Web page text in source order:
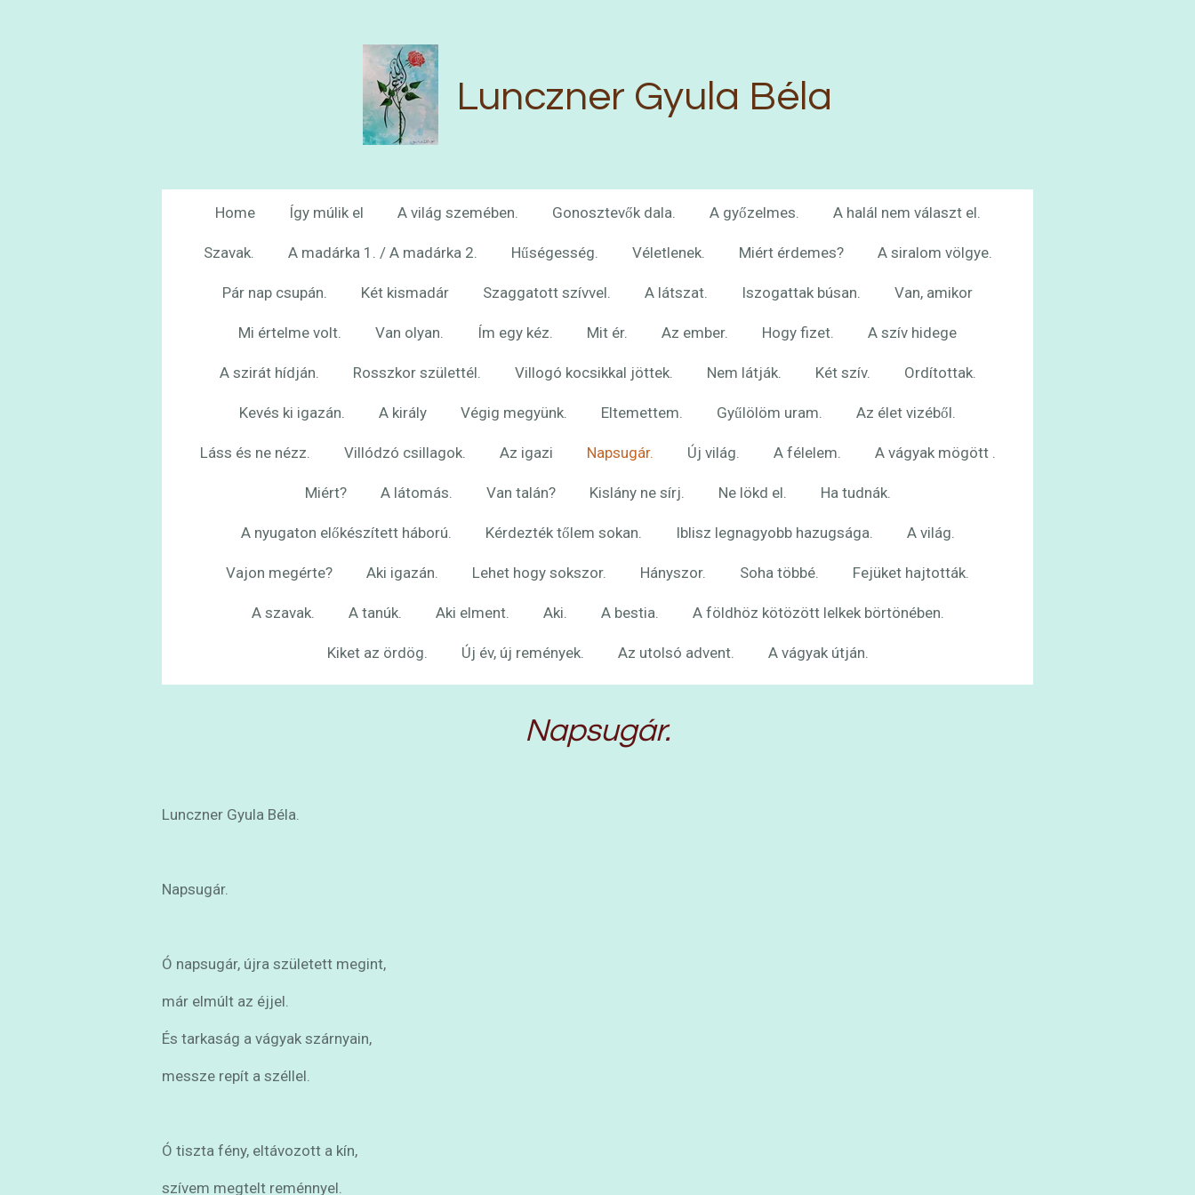
Lunczner Gyula Béla
Home Így múlik el A világ szemében. Gonosztevők dala. A győzelmes. A halál nem választ el.
Szavak. A madárka 1. / A madárka 2. Hűségesség. Véletlenek. Miért érdemes? A siralom völgye.
Pár nap csupán. Két kismadár Szaggatott szívvel. A látszat. Iszogattak búsan. Van, amikor
Mi értelme volt. Van olyan. Ím egy kéz. Mit ér. Az ember. Hogy fizet. A szív hidege
A szirát hídján. Rosszkor születtél. Villogó kocsikkal jöttek. Nem látják. Két szív. Ordítottak.
Kevés ki igazán. A király Végig megyünk. Eltemettem. Gyűlölöm uram. Az élet vizéből.
Láss és ne nézz. Villódzó csillagok. Az igazi Napsugár. Új világ. A félelem. A vágyak mögött .
Miért? A látomás. Van talán? Kislány ne sírj. Ne lökd el. Ha tudnák.
A nyugaton előkészített háború. Kérdezték tőlem sokan. Iblisz legnagyobb hazugsága. A világ.
Vajon megérte? Aki igazán. Lehet hogy sokszor. Hányszor. Soha többé. Fejüket hajtották.
A szavak. A tanúk. Aki elment. Aki. A bestia. A földhöz kötözött lelkek börtönében.
Kiket az ördög. Új év, új remények. Az utolsó advent. A vágyak útján.
Napsugár.
Lunczner Gyula Béla.
Napsugár.
Ó napsugár, újra született megint,
már elmúlt az éjjel.
És tarkaság a vágyak szárnyain,
messze repít a széllel.
Ó tiszta fény, eltávozott a kín,
szívem megtelt reménnyel.